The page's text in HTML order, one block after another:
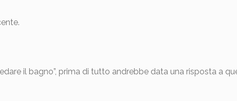
il bagno”, prima di tutto andrebbe data una risposta a